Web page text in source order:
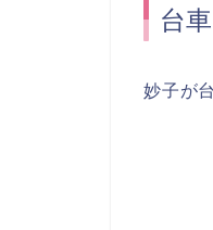
台
妙子が